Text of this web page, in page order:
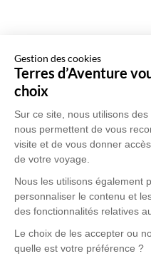
Gestion des cookies
Terres d’Aventure
choix
Sur ce site, nous utilisons
nous permettent de vous
visite et de vous donner
de votre voyage.
Nous les utilisons également
personnaliser le contenu et
des fonctionnalités relatives
Le choix de les accepter ou
quelle est votre préférence ?